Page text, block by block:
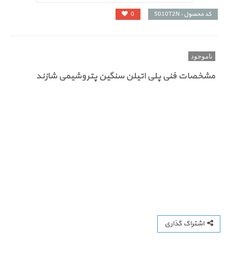
کد محصول : 5010T2N 0
ناموجود
مشخصات فنی پلی اتیلن سنگین پتروشیمی شازند
اشتراک گذاری